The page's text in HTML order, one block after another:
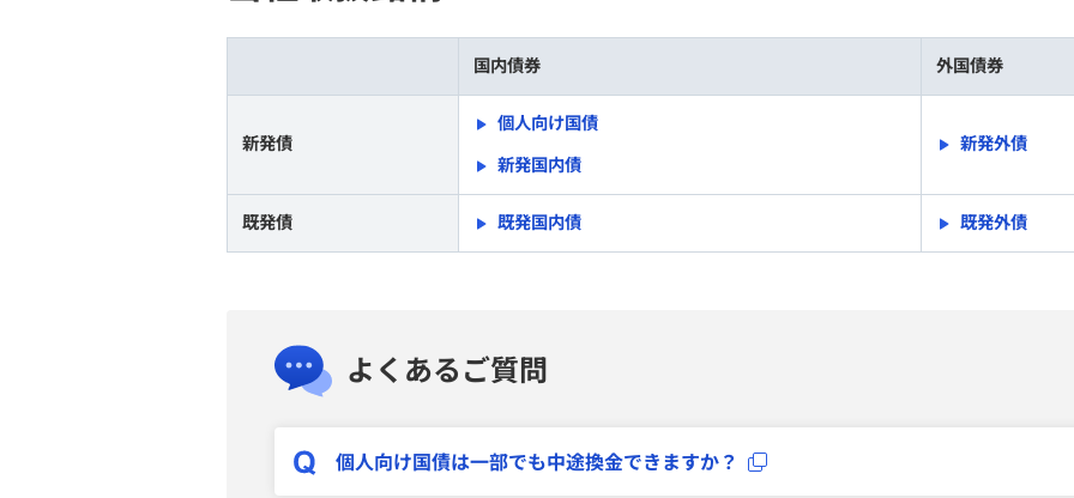
国内債券 外国債券
新発債
個人向け国債
新発国内債
新発外債
既発債 既発国内債 既発外債
よくあるご質問
個人向け国債は一部でも中途換金できますか？